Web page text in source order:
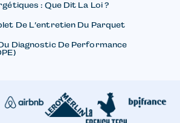
: Que Dit La Loi ?
De L’entretien Du Parquet
Diagnostic De Performance